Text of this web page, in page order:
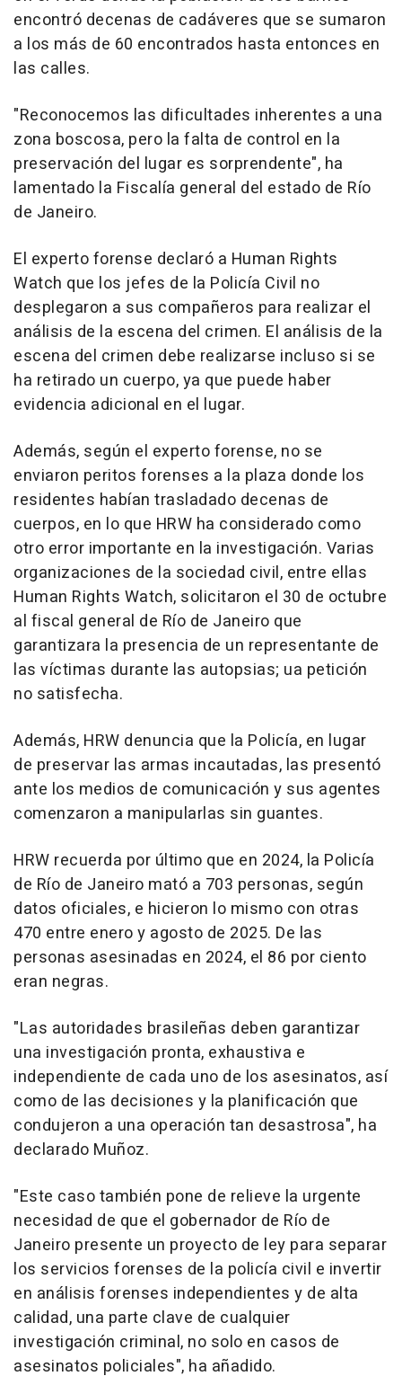
encontró decenas de cadáveres que se sumaron
a los más de 60 encontrados hasta entonces en
las calles.
"Reconocemos las dificultades inherentes a una
zona boscosa, pero la falta de control en la
preservación del lugar es sorprendente", ha
lamentado la Fiscalía general del estado de Río
de Janeiro.
El experto forense declaró a Human Rights
Watch que los jefes de la Policía Civil no
desplegaron a sus compañeros para realizar el
análisis de la escena del crimen. El análisis de la
escena del crimen debe realizarse incluso si se
ha retirado un cuerpo, ya que puede haber
evidencia adicional en el lugar.
Además, según el experto forense, no se
enviaron peritos forenses a la plaza donde los
residentes habían trasladado decenas de
cuerpos, en lo que HRW ha considerado como
otro error importante en la investigación. Varias
organizaciones de la sociedad civil, entre ellas
Human Rights Watch, solicitaron el 30 de octubre
al fiscal general de Río de Janeiro que
garantizara la presencia de un representante de
las víctimas durante las autopsias; ua petición
no satisfecha.
Además, HRW denuncia que la Policía, en lugar
de preservar las armas incautadas, las presentó
ante los medios de comunicación y sus agentes
comenzaron a manipularlas sin guantes.
HRW recuerda por último que en 2024, la Policía
de Río de Janeiro mató a 703 personas, según
datos oficiales, e hicieron lo mismo con otras
470 entre enero y agosto de 2025. De las
personas asesinadas en 2024, el 86 por ciento
eran negras.
"Las autoridades brasileñas deben garantizar
una investigación pronta, exhaustiva e
independiente de cada uno de los asesinatos, así
como de las decisiones y la planificación que
condujeron a una operación tan desastrosa", ha
declarado Muñoz.
"Este caso también pone de relieve la urgente
necesidad de que el gobernador de Río de
Janeiro presente un proyecto de ley para separar
los servicios forenses de la policía civil e invertir
en análisis forenses independientes y de alta
calidad, una parte clave de cualquier
investigación criminal, no solo en casos de
asesinatos policiales", ha añadido.